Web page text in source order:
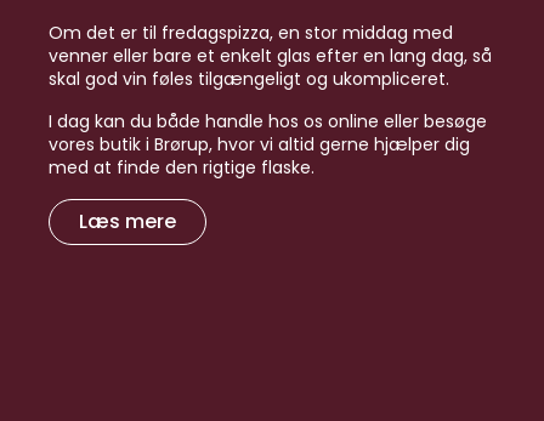
Om det er til fredagspizza, en stor middag med
venner eller bare et enkelt glas efter en lang dag, så
skal god vin føles tilgængeligt og ukompliceret.
I dag kan du både handle hos os online eller besøge
vores butik i Brørup, hvor vi altid gerne hjælper dig
med at finde den rigtige flaske.
Læs mere